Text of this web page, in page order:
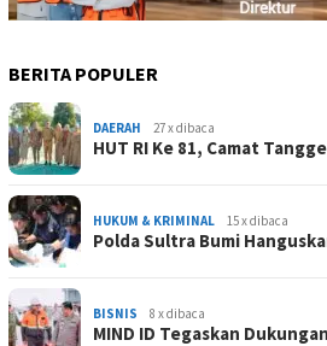
BERITA POPULER
DAERAH 27 x dibaca
HUT RI Ke 81, Camat
HUKUM & KRIMINAL 15 x dibaca
Polda Sultra Bumi
BISNIS 8 x dibaca
MIND ID Tegaskan